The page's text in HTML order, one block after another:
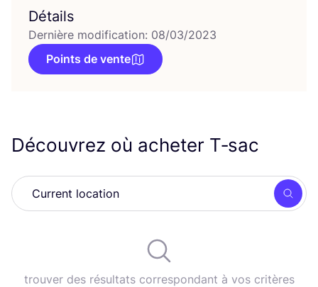
Détails
Dernière modification: 08/03/2023
Points de vente
Découvrez où acheter T‑sac
trouver des résultats correspondant à vos critères